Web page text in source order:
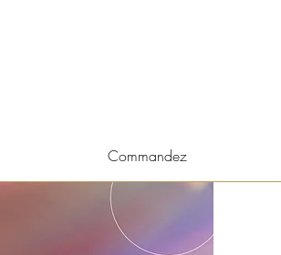
Commandez